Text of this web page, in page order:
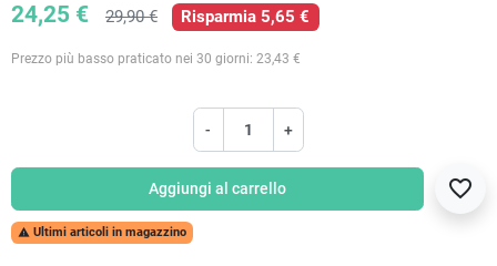
24,25 € 29,90 € Risparmia 5,65 €
Prezzo più basso praticato nei 30 giorni: 23,43 €
- +
Aggiungi al carrello favorite_border
 Ultimi articoli in magazzino